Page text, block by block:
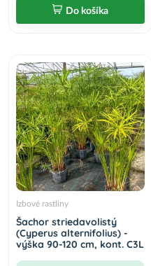
Do košíka
Izbové rastliny
Šachor striedavolistý
(Cyperus alternifolius) -
výška 90-120 cm, kont. C3L